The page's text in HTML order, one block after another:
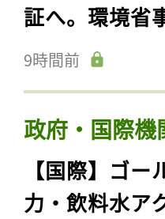
証へ。環境省
9時間前
政府・国際機
【国際】ゴ
力・飲料水ア